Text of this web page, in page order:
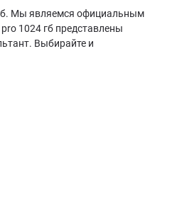
Мы являемся официальным
1024 гб представлены
Выбирайте и